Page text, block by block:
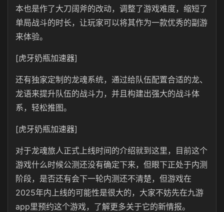
本也是作了大刀阔斧的改动，调整了游戏难度，缩短了
单局战斗的时长，让玩家可以将其作为一款优秀的副游
来体验。
[虎牙奶瓶加速器]
还有独家定制的龙魂系统，通过给队伍配置合适的龙、
龙语来提升队伍的战斗力，并且构建出强大的战斗体
系，轻松推图。
[虎牙奶瓶加速器]
对于龙魂旅人正式上线时间的介绍就到这里，目前这个
游戏什么时候公测还没有确定下来，但眼下正处于内测
阶段，是否还有会下一轮内测还不清楚，但游戏在
2025年内上线的可能性是很大的，大家不妨先在九游
app里预约这个游戏，了解更多关于它的新情报。